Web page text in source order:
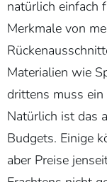
natürlich einfach
Merkmale von
Materialien wie
drittens muss
Natürlich ist das
Budgets. Einige
aber Preise